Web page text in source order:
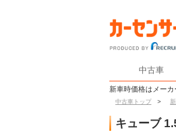
中古車
新車時価格はメー
中古車トップ >
キューブ